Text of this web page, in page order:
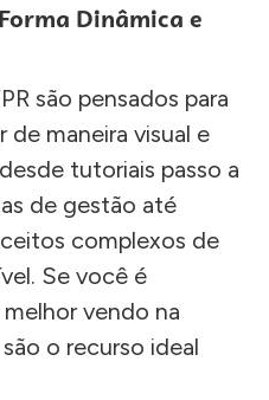
Dinâmica e
são pensados para
de maneira visual e
tutoriais passo a
de gestão até
complexos de
Se você é
vendo na
o recurso ideal